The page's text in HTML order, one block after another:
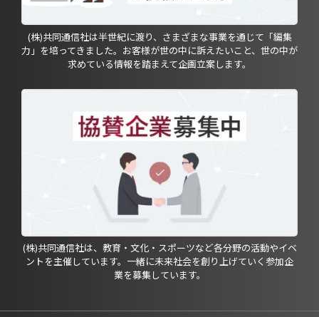
(株)共同通信社は半世紀に渡り、さまざまな事業を通じて「編集
力」を培ってきました。お客様が世の中に訴えたいこと、世の中が
求めている情報を踏まえて企画立案します。
(株)共同通信社は、教育・文化・スポーツなど各分野の活動やイベ
ントを主催しています。一緒に未来社会を創り上げていく参加企
業を募集しています。